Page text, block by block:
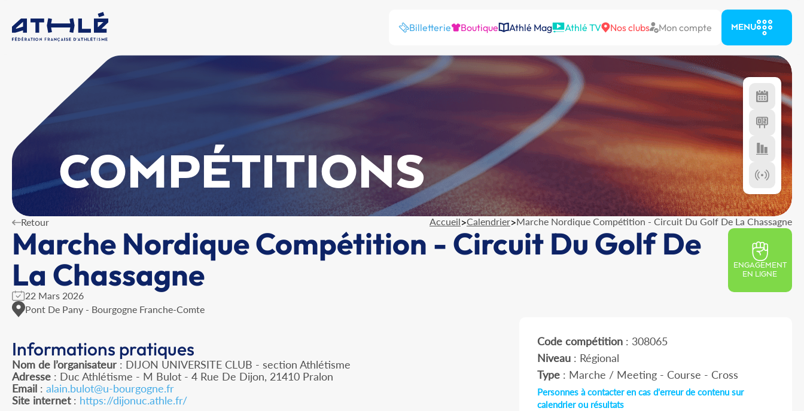
Billetterie Boutique Athlé Mag Athlé TV Nos clubs Mon compte MENU
COMPÉTITIONS
Retour Accueil>Calendrier>Marche Nordique Compétition - Circuit Du Golf De La Chassagne
Marche Nordique Compétition - Circuit Du Golf De
La Chassagne
22 Mars 2026
Pont De Pany - Bourgogne Franche-Comte
ENGAGEMENT
EN LIGNE
Informations pratiques
Nom de l’organisateur : DIJON UNIVERSITE CLUB - section Athlétisme
Adresse : Duc Athlétisme - M Bulot - 4 Rue De Dijon, 21410 Pralon
Email : alain.bulot@u-bourgogne.fr
Site internet: https://dijonuc.athle.fr/
Code compétition: 308065
Niveau: Régional
Type: Marche / Meeting - Course - Cross
Personnes à contacter en cas d'erreur de contenu sur
calendrier ou résultats